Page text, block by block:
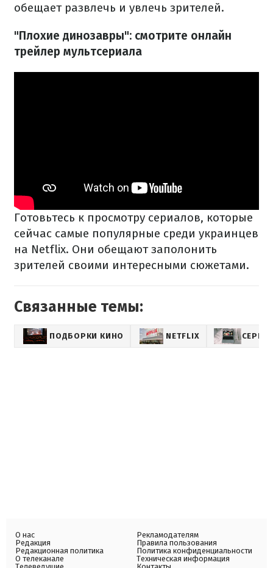
обещает развлечь и увлечь зрителей.
"Плохие динозавры": смотрите онлайн
трейлер мультсериала
Готовьтесь к просмотру сериалов, которые
сейчас самые популярные среди украинцев
на Netflix. Они обещают заполонить
зрителей своими интересными сюжетами.
Связанные темы:
ПОДБОРКИ КИНО NETFLIX
О нас
Редакция
Редакционная политика
О телеканале
Рекламодателям
Правила пользования
Политика конфиденциальности
Техническая информация